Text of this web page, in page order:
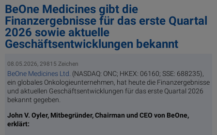
BeOne Medicines gibt die
Finanzergebnisse für das erste Quartal
2026 sowie aktuelle
Geschäftsentwicklungen bekannt
08.05.2026, 29815 Zeichen
BeOne Medicines Ltd. (NASDAQ: ONC; HKEX: 06160; SSE: 688235),
ein globales Onkologieunternehmen, hat heute die Finanzergebnisse
und aktuellen Geschäftsentwicklungen für das erste Quartal 2026
bekannt gegeben.
John V. Oyler, Mitbegründer, Chairman und CEO von BeOne,
erklärt: